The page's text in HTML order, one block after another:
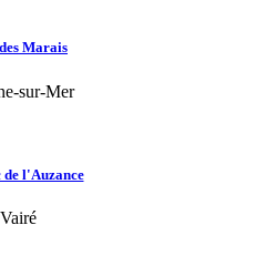
Marais
sur-Mer
l'Auzance
Vairé